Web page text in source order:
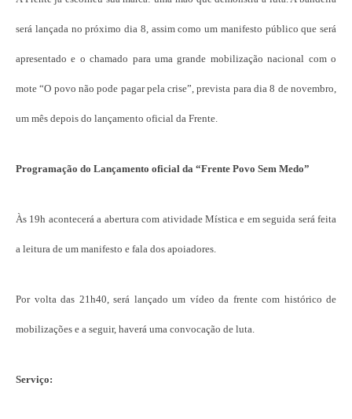
será lançada no próximo dia 8, assim como um manifesto público que será
apresentado e o chamado para uma grande mobilização nacional com o
mote “O povo não pode pagar pela crise”, prevista para dia 8 de novembro,
um mês depois do lançamento oficial da Frente.
Programação do Lançamento oficial da “Frente Povo Sem Medo”
Às 19h acontecerá a abertura com atividade Mística e em seguida será feita
a leitura de um manifesto e fala dos apoiadores.
Por volta das 21h40, será lançado um vídeo da frente com histórico de
mobilizações e a seguir, haverá uma convocação de luta.
Serviço: